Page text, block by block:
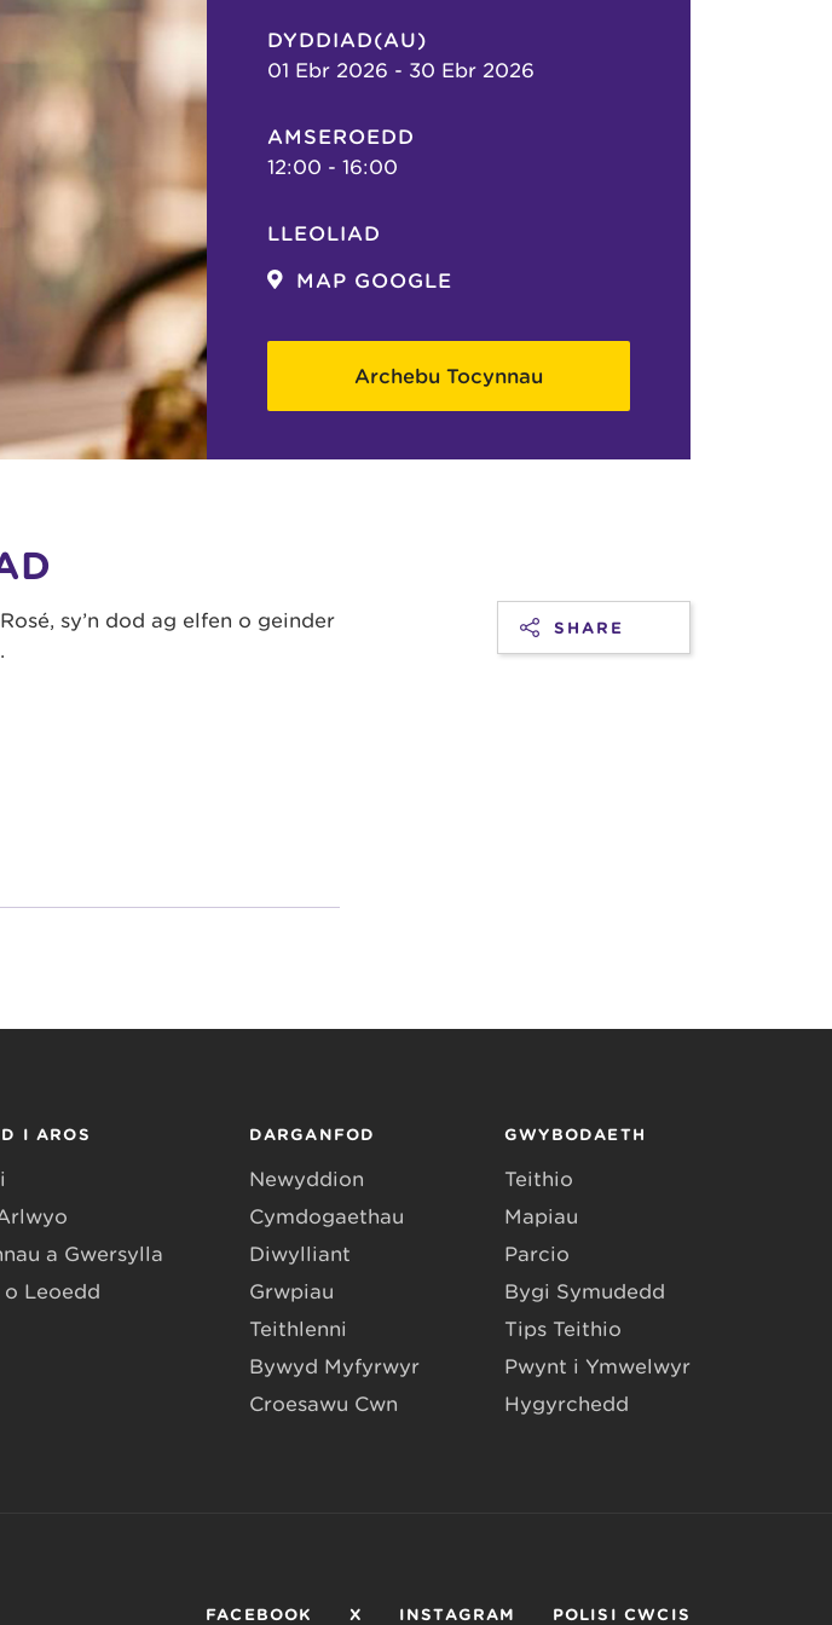
DYDDIAD(AU)
01 Ebr 2026 - 30 Ebr 2026
AMSEROEDD
12:00 - 16:00
LLEOLIAD
MAP GOOGLE
Archebu Tocynnau
sy’n dod ag elfen o geinder
SHARE
I AROS
a Gwersylla
o Leoedd
DARGANFOD
Newyddion
Cymdogaethau
Diwylliant
Grwpiau
Teithlenni
Bywyd Myfyrwyr
Croesawu Cŵn
GWYBODAETH
Teithio
Mapiau
Parcio
Bygi Symudedd
Tips Teithio
Pwynt i Ymwelwyr
Hygyrchedd
FACEBOOK X INSTAGRAM POLISI CWCIS